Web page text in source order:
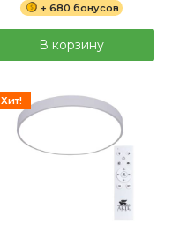
+ 680 бонусов
В корзину
Хит!